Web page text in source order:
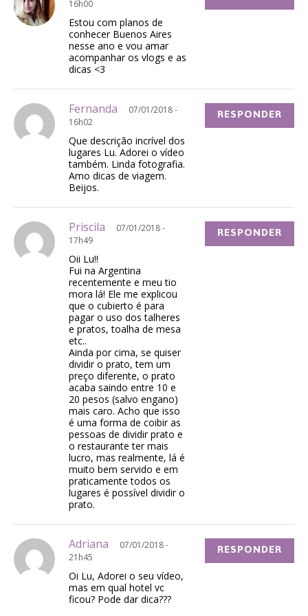
16h00
Estou com planos de
conhecer Buenos Aires
nesse ano e vou amar
acompanhar os vlogs e as
dicas <3
Fernanda
07/01/2018 -
16h02
Que descrição incrível dos
lugares Lu. Adorei o vídeo
também. Linda fotografia.
Amo dicas de viagem.
Beijos.
RESPONDER
Priscila
07/01/2018 -
17h49
Oii Lu!!
Fui na Argentina
recentemente e meu tio
mora lá! Ele me explicou
que o cubierto é para
pagar o uso dos talheres
e pratos, toalha de mesa
etc..
Ainda por cima, se quiser
dividir o prato, tem um
preço diferente, o prato
acaba saindo entre 10 e
20 pesos (salvo engano)
mais caro. Acho que isso
é uma forma de coibir as
pessoas de dividir prato e
o restaurante ter mais
lucro, mas realmente, lá é
muito bem servido e em
praticamente todos os
lugares é possível dividir o
prato.
RESPONDER
Adriana
07/01/2018 -
21h45
Oi Lu, Adorei o seu vídeo,
mas em qual hotel vc
ficou? Pode dar dica???
RESPONDER